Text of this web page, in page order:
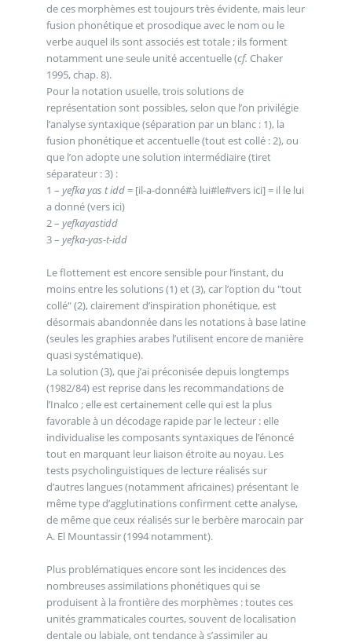
de ces morphèmes est toujours très évidente, mais leur
fusion phonétique et prosodique avec le nom ou le
verbe auquel ils sont associés est totale ; ils forment
notamment une seule unité accentuelle (cf. Chaker
1995, chap. 8).
Pour la notation usuelle, trois solutions de
représentation sont possibles, selon que l’on privilégie
l’analyse syntaxique (séparation par un blanc : 1), la
fusion phonétique et accentuelle (tout est collé : 2), ou
que l’on adopte une solution intermédiaire (tiret
séparateur : 3) :
1 – yefka yas t idd= [il-a-donné#à lui#le#vers ici] = il le lui
a donné (vers ici)
2 – yefkayastidd
3 – yefka-yas-t-idd
Le flottement est encore sensible pour l’instant, du
moins entre les solutions (1) et (3), car l’option du "tout
collé" (2), clairement d’inspiration phonétique, est
désormais abandonnée dans les notations à base latine
(seules les graphies arabes l’utilisent encore de manière
quasi systématique).
La solution (3), que j’ai préconisée depuis longtemps
(1982/84) est reprise dans les recommandations de
l’Inalco ; elle est certainement celle qui est la plus
favorable à un décodage rapide par le lecteur : elle
individualise les composants syntaxiques de l’énoncé
tout en marquant leur liaison étroite au noyau. Les
tests psycholinguistiques de lecture réalisés sur
d’autres langues (notamment africaines) présentant le
même type d’agglutinations confirment cette analyse,
de même que ceux réalisés sur le berbère marocain par
A. El Mountassir (1994 notamment).
Plus problématiques encore sont les incidences des
nombreuses assimilations phonétiques qui se
produisent à la frontière des morphèmes : toutes ces
unités grammaticales courtes, souvent de localisation
dentale ou labiale, ont tendance à s’assimiler au